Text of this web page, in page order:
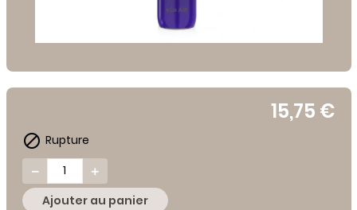
15,75 €
 Rupture
 
Ajouter au panier